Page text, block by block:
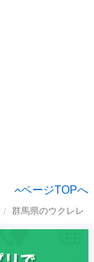
ページTOPへ
群馬県のウクレレ